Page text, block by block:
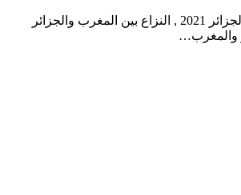
الحرب بين المغرب والجزائر 2021 , النزاع بين المغرب والجزائر